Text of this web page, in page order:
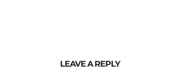
LEAVE A REPLY